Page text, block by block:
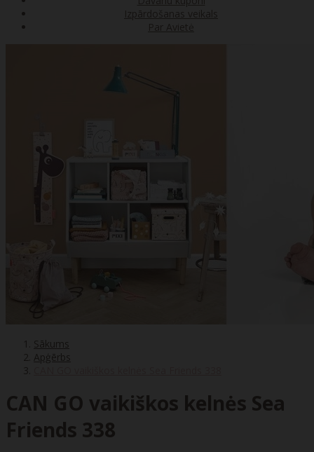
Izpārdošanas veikals
Par Avietė
Sākums
Apģērbs
CAN GO vaikiškos kelnės Sea
Friends 338